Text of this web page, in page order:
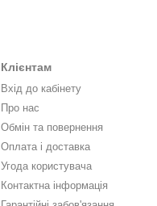
Клієнтам
Вхід до кабінету
Про нас
Обмін та повернення
Оплата і доставка
Угода користувача
Контактна інформація